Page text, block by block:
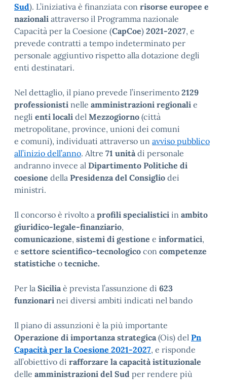
Sud). L’iniziativa è finanziata con risorse europee e
nazionali attraverso il Programma nazionale
Capacità per la Coesione (CapCoe) 2021-2027, e
prevede contratti a tempo indeterminato per
personale aggiuntivo rispetto alla dotazione degli
enti destinatari.
Nel dettaglio, il piano prevede l’inserimento 2129
professionisti nelle amministrazioni regionali e
negli enti locali del Mezzogiorno (città
metropolitane, province, unioni dei comuni
e comuni), individuati attraverso un avviso pubblico
all’inizio dell’anno. Altre 71 unità di personale
andranno invece al Dipartimento Politiche di
coesione della Presidenza del Consiglio dei
ministri.
Il concorso è rivolto a profili specialistici in ambito
giuridico-legale-finanziario,
comunicazione, sistemi di gestione e informatici,
e settore scientifico-tecnologico con competenze
statistiche o tecniche.
Per la Sicilia è prevista l’assunzione di 623
funzionari nei diversi ambiti indicati nel bando
Il piano di assunzioni è la più importante
Operazione di importanza strategica (Ois) del Pn
Capacità per la Coesione 2021-2027, e risponde
all’obiettivo di rafforzare la capacità istituzionale
delle amministrazioni del Sud per rendere più